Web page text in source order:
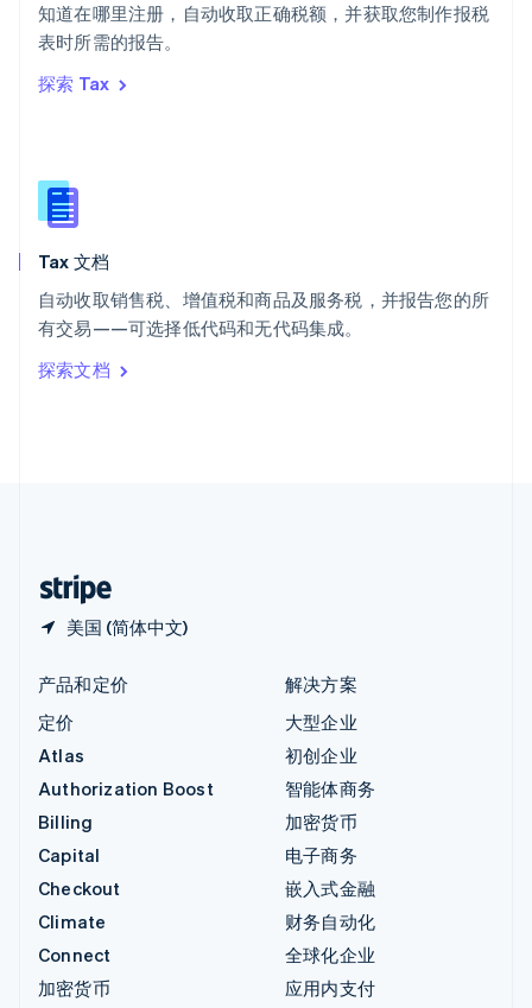
知道在哪里注册，自动收取正确税额，并获取您制作报税
表时所需的报告。
探索 Tax
Tax 文档
自动收取销售税、增值税和商品及服务税，并报告您的所
有交易——可选择低代码和无代码集成。
探索文档
美国 (简体中文)
泰国
ไทยEnglish
English
English
新西兰
匈牙利
意大利
ItalianoEnglish
印度
English
产品和定价
定价
Atlas
Authorization Boost
Billing
Capital
Checkout
Climate
Connect
加密货币
解决方案
大型企业
初创企业
智能体商务
加密货币
电子商务
嵌入式金融
财务自动化
全球化企业
应用内支付